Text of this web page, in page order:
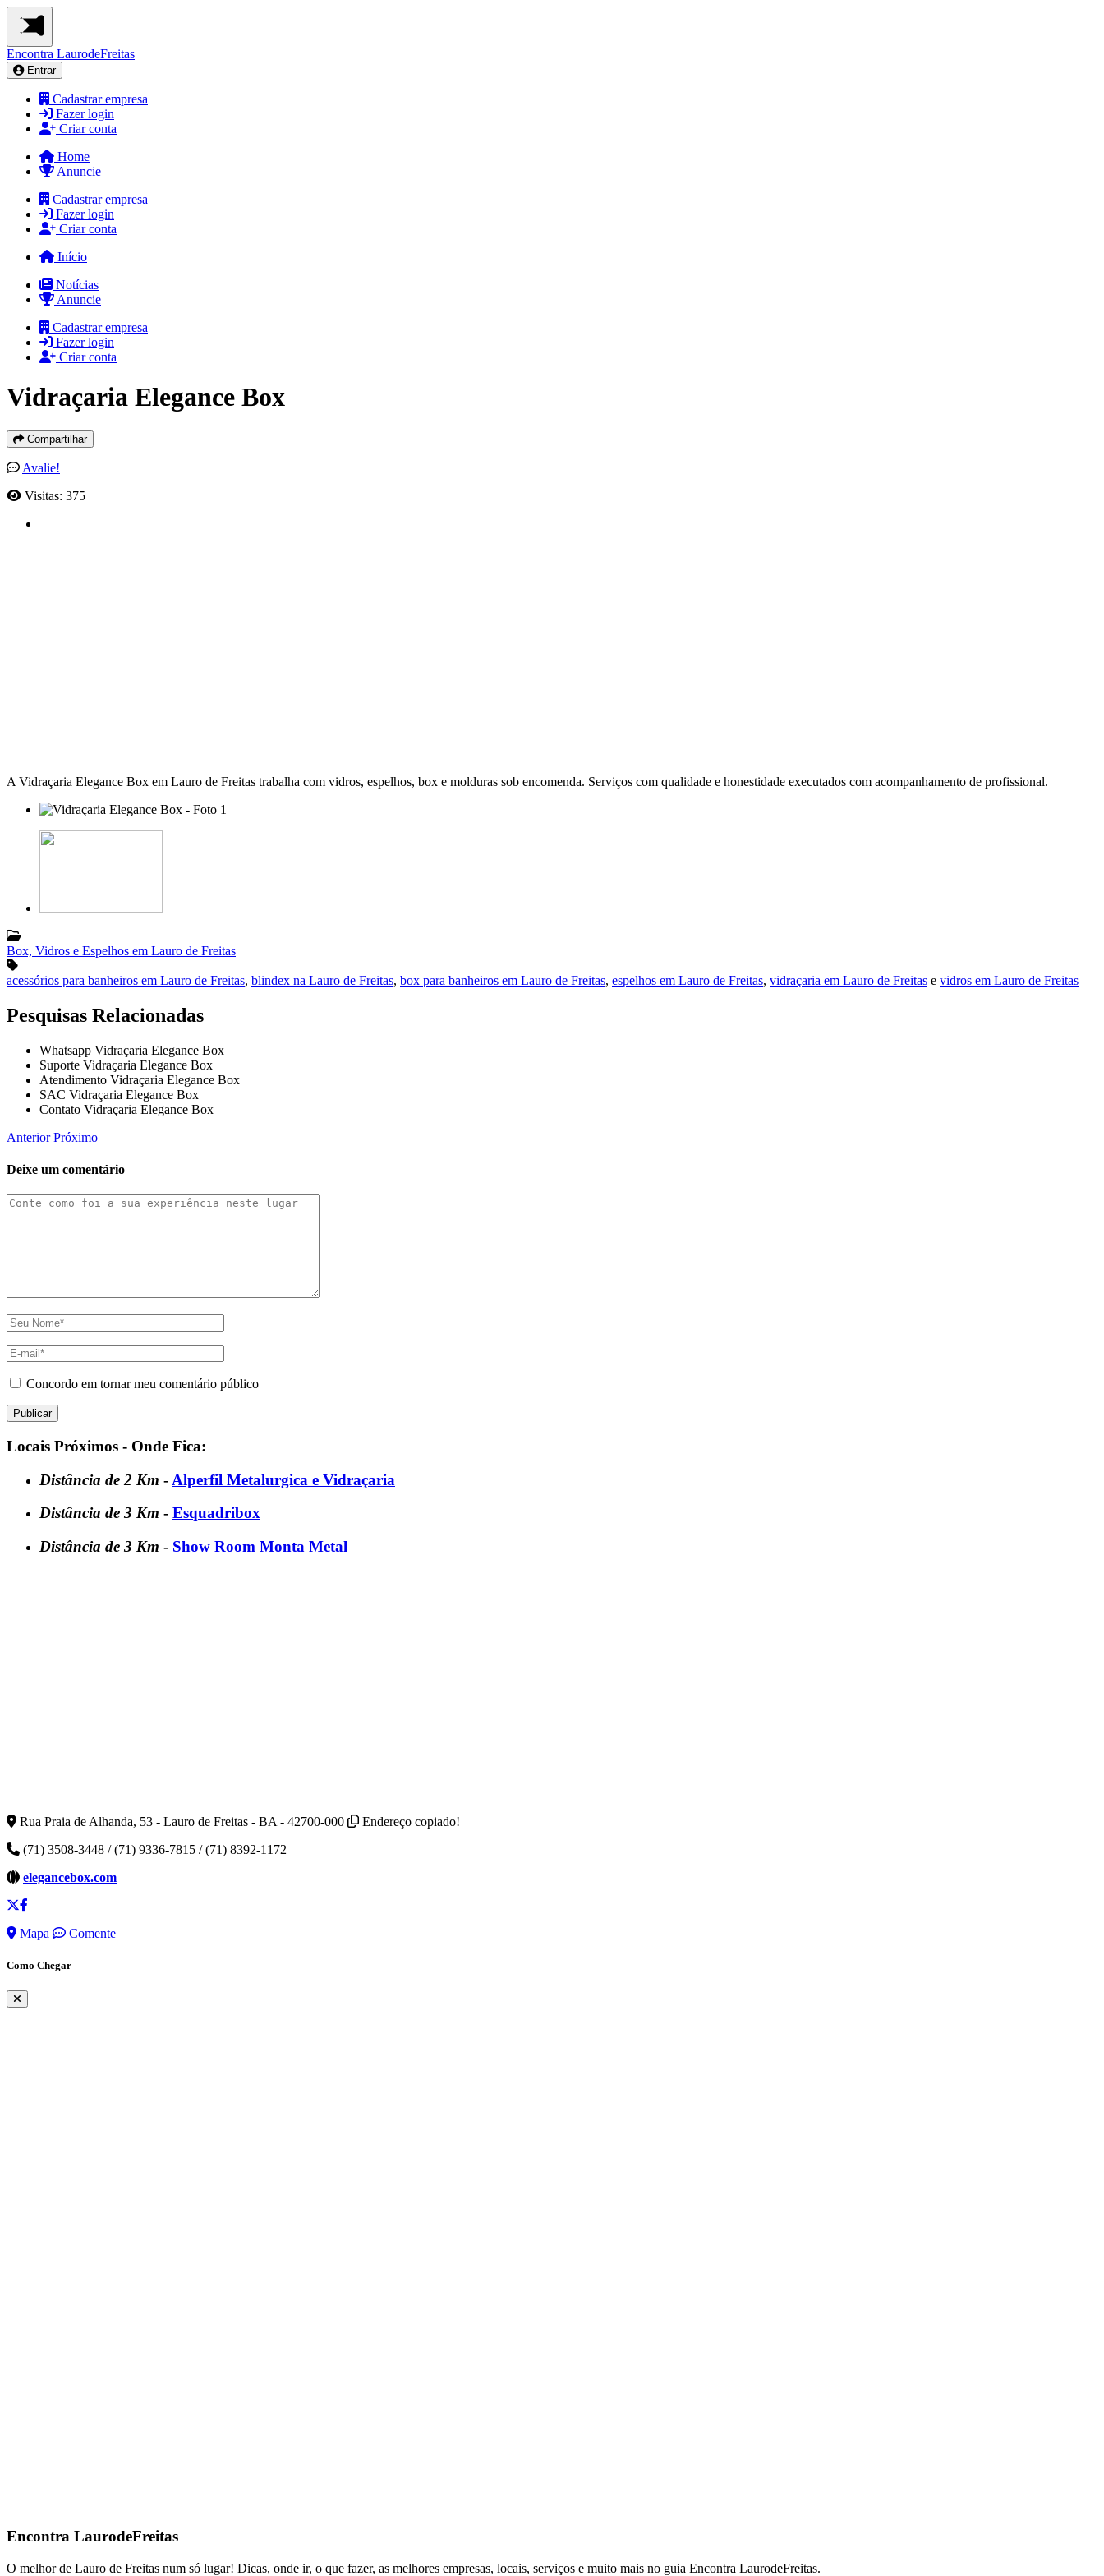
Encontra LaurodeFreitas
Entrar
Cadastrar empresa
Fazer login
Criar conta
Home
Anuncie
Cadastrar empresa
Fazer login
Criar conta
Início
Notícias
Anuncie
Cadastrar empresa
Fazer login
Criar conta
Vidraçaria Elegance Box
Compartilhar
Avalie!
Visitas: 375
A Vidraçaria Elegance Box em Lauro de Freitas trabalha com vidros, espelhos, box e molduras sob encomenda. Serviços com qualidade e honestidade executados com acompanhamento de profissional.
Box, Vidros e Espelhos em Lauro de Freitas
acessórios para banheiros em Lauro de Freitas, blindex na Lauro de Freitas, box para banheiros em Lauro de Freitas, espelhos em Lauro de Freitas, vidraçaria em Lauro de Freitas e vidros em Lauro de Freitas
Pesquisas Relacionadas
Whatsapp Vidraçaria Elegance Box
Suporte Vidraçaria Elegance Box
Atendimento Vidraçaria Elegance Box
SAC Vidraçaria Elegance Box
Contato Vidraçaria Elegance Box
AnteriorPróximo
Deixe um comentário
Concordo em tornar meu comentário público
Locais Próximos - Onde Fica:
Distância de 2 Km - Alperfil Metalurgica e Vidraçaria
Distância de 3 Km - Esquadribox
Distância de 3 Km - Show Room Monta Metal
Rua Praia de Alhanda, 53 - Lauro de Freitas - BA - 42700-000
Endereço copiado!
(71) 3508-3448 / (71) 9336-7815 / (71) 8392-1172
elegancebox.com
Mapa Comente
Como Chegar
Encontra LaurodeFreitas
O melhor de Lauro de Freitas num só lugar! Dicas, onde ir, o que fazer, as melhores empresas, locais, serviços e muito mais no guia Encontra LaurodeFreitas.